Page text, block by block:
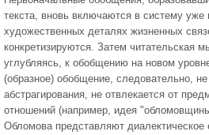
текста, вновь включаются в систему
художественных деталях жизненных
конкретизируются. Затем читательская
углубляясь, к обобщению на новом
(образное) обобщение, следовательно,
абстрагирования, не отвлекается от
отношений (например, идея
Обломова представляют диалектическое